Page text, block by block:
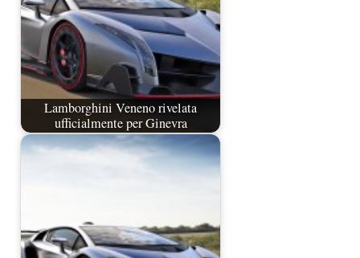
Lamborghini Veneno rivelata
ufficialmente per Ginevra